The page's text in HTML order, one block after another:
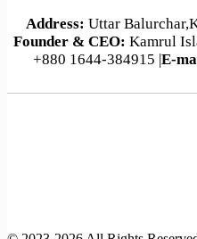
Address: Uttar
Founder & CEO: Kamrul
+880 1644-384915 |E-